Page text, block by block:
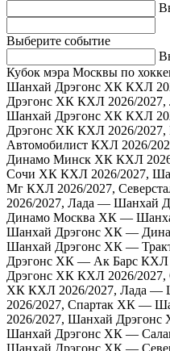
Выберите событие
Кубок мэра Москвы по
Шанхай Дрэгонс ХК КХЛ
Дрэгонс ХК КХЛ 2026/2027,
Шанхай Дрэгонс ХК КХЛ
Дрэгонс ХК КХЛ 2026/
Автомобилист КХЛ 2026/
Динамо Минск ХК КХЛ
Сочи ХК КХЛ 2026/2027,
Мг КХЛ 2026/2027,
2026/2027, Лада — Шанхай
Динамо Москва ХК —
Шанхай Дрэгонс ХК —
Шанхай Дрэгонс ХК —
Дрэгонс ХК — Ак Барс КХЛ
Дрэгонс ХК КХЛ 2026/2027,
ХК КХЛ 2026/2027, Лада —
2026/2027, Спартак ХК —
2026/2027, Шанхай
Шанхай Дрэгонс ХК —